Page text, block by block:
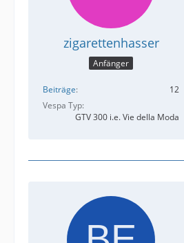
zigarettenhasser
Anfänger
Beiträge
12
Vespa Typ
GTV 300 i.e. Vie della Moda